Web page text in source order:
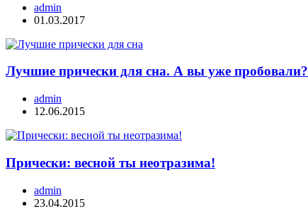
admin
01.03.2017
Лучшие прически для сна. А вы уже пробовали?
admin
12.06.2015
Прически: весной ты неотразима!
admin
23.04.2015